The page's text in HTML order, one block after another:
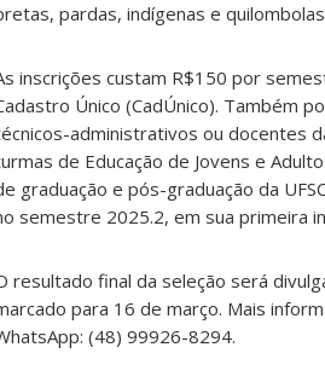
pardas, indígenas e
inscrições custam R$150 por
Único (CadÚnico). Também
administrativos ou docentes
de Educação de Jovens e
graduação e pós-graduação da
semestre 2025.2, em sua primeira
resultado final da seleção será
para 16 de março. Mais
(48) 99926-8294.